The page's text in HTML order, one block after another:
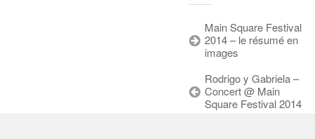
Main Square Festival
2014 – le résumé en
images
Rodrigo y Gabriela –
Concert @ Main
Square Festival 2014